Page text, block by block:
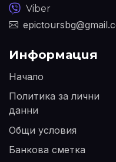
Viber
Информация
Начало
Политика за лични
данни
Общи условия
Банкова сметка